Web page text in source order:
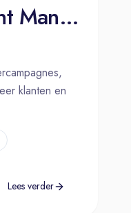
Senior Account Manager Influencer Marketing
klanten en
Lees verder